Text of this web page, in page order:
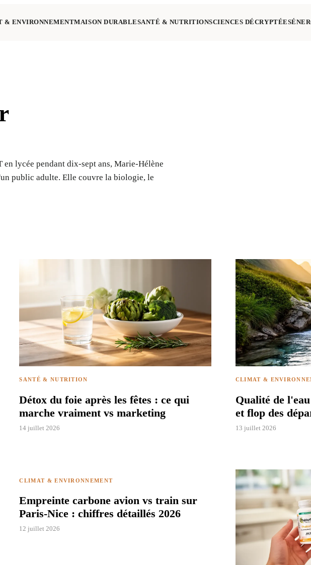
& ENVIRONNEMENTMAISON DURABLESANTÉ & NUTRITIONSCIENCES DÉCRYPTÉES
lycée pendant dix-sept ans, Marie-Hélène
public adulte. Elle couvre la biologie, le
SANTÉ & NUTRITION
Détox du foie après les fêtes : ce qui
marche vraiment vs marketing
14 juillet 2026
CLIMAT &
Qualité de
et flop des
13 juillet 2026
CLIMAT & ENVIRONNEMENT
Empreinte carbone avion vs train sur
Paris-Nice : chiffres détaillés 2026
12 juillet 2026